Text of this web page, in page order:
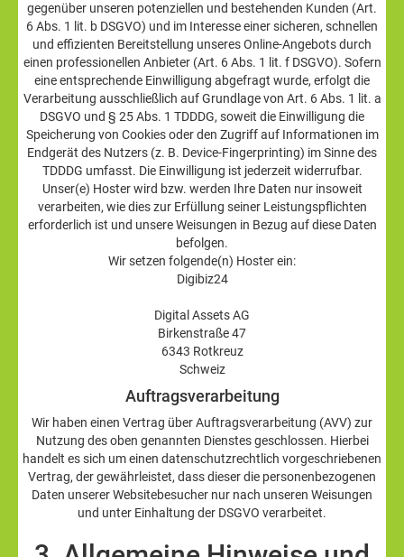
gegenüber unseren potenziellen und bestehenden Kunden (Art.
6 Abs. 1 lit. b DSGVO) und im Interesse einer sicheren, schnellen
und effizienten Bereitstellung unseres Online-Angebots durch
einen professionellen Anbieter (Art. 6 Abs. 1 lit. f DSGVO). Sofern
eine entsprechende Einwilligung abgefragt wurde, erfolgt die
Verarbeitung ausschließlich auf Grundlage von Art. 6 Abs. 1 lit. a
DSGVO und § 25 Abs. 1 TDDDG, soweit die Einwilligung die
Speicherung von Cookies oder den Zugriff auf Informationen im
Endgerät des Nutzers (z. B. Device-Fingerprinting) im Sinne des
TDDDG umfasst. Die Einwilligung ist jederzeit widerrufbar.
Unser(e) Hoster wird bzw. werden Ihre Daten nur insoweit
verarbeiten, wie dies zur Erfüllung seiner Leistungspflichten
erforderlich ist und unsere Weisungen in Bezug auf diese Daten
befolgen.
Wir setzen folgende(n) Hoster ein:
Digibiz24
Digital Assets AG
Birkenstraße 47
6343 Rotkreuz
Schweiz
Auftragsverarbeitung
Wir haben einen Vertrag über Auftragsverarbeitung (AVV) zur
Nutzung des oben genannten Dienstes geschlossen. Hierbei
handelt es sich um einen datenschutzrechtlich vorgeschriebenen
Vertrag, der gewährleistet, dass dieser die personenbezogenen
Daten unserer Websitebesucher nur nach unseren Weisungen
und unter Einhaltung der DSGVO verarbeitet.